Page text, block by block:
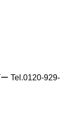
Tel.0120-929-